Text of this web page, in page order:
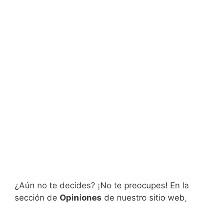
¿Aún no te decides? ¡No te preocupes! En la
sección de Opiniones de nuestro sitio web,